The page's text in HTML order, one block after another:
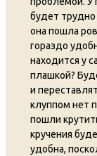
будет
она пошла
гораздо
находится у
плашкой?
и
клуппом нет
пошли
кручения
удобна,